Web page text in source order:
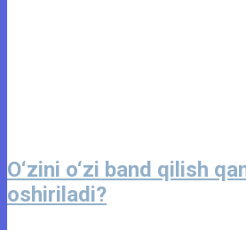
O‘zini o‘zi band qilish
oshiriladi?